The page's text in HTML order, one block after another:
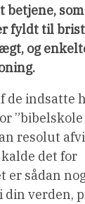
betjene,
fyldt til
og
de indsatte
resolut
det for
er sådan
verden,